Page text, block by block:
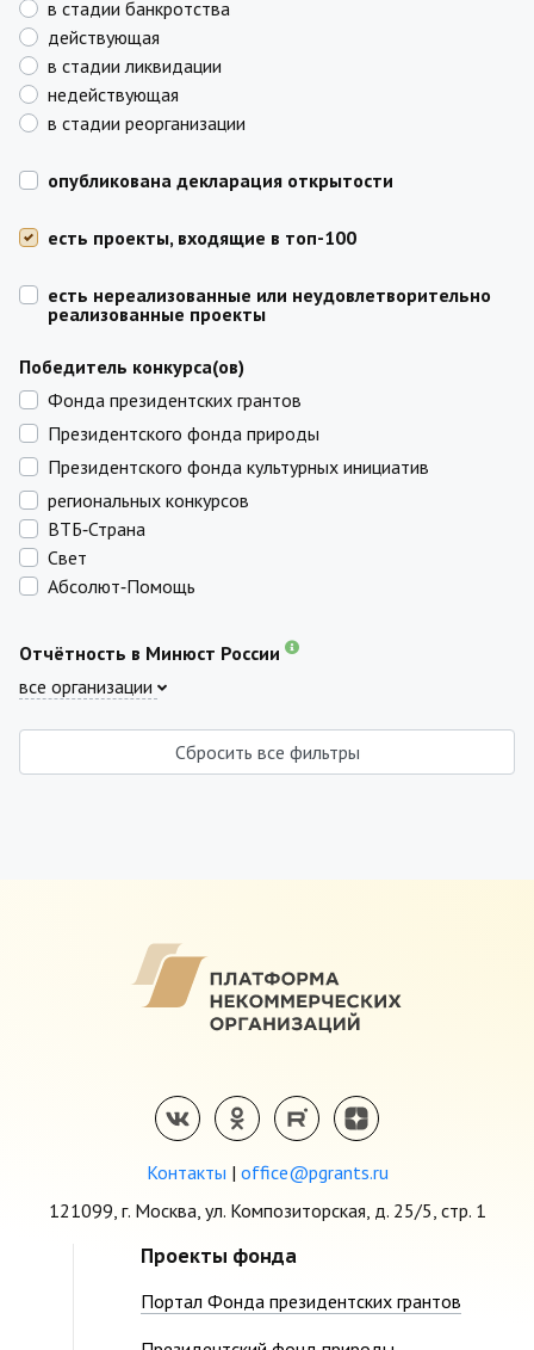
в стадии банкротства
действующая
в стадии ликвидации
недействующая
в стадии реорганизации
опубликована декларация открытости
есть проекты, входящие в топ-100
есть нереализованные или неудовлетворительно
реализованные проекты
Победитель конкурса(ов)
Фонда президентских грантов
Президентского фонда природы
Президентского фонда культурных инициатив
региональных конкурсов
ВТБ‑Страна
Свет
Абсолют‑Помощь
Отчётность в Минюст России
все организации
Сбросить все фильтры
Контакты | office@pgrants.ru
121099, г. Москва, ул. Композиторская, д. 25/5, стр. 1
Проекты фонда
Портал Фонда президентских грантов